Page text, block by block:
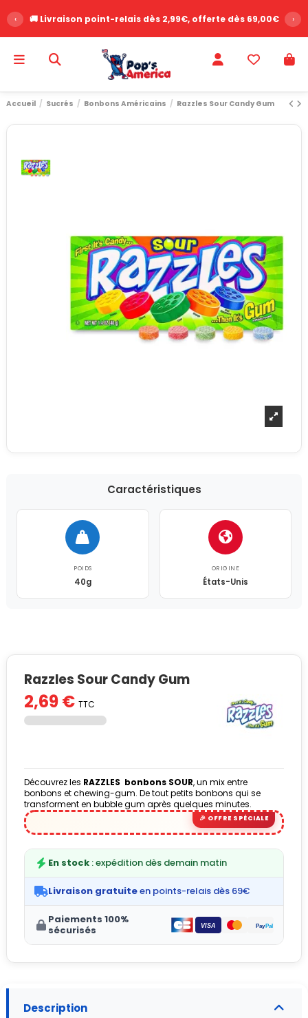
‹ 🚚 Livraison point-relais dès 2,99€, offerte dès 69,00€ ›
Accueil Sucrés Bonbons Américains Razzles Sour Candy Gum
Caractéristiques
POIDS
40g
ORIGINE
États-Unis
Razzles Sour Candy Gum
2,69 € TTC
Découvrez les RAZZLES bonbons SOUR, un mix entre
bonbons et chewing-gum. De tout petits bonbons qui se
transforment en bubble gum après quelques minutes.
En stock : expédition dès demain matin
Livraison gratuiteen points-relais dès 69€
Paiements 100%
sécurisés
Description